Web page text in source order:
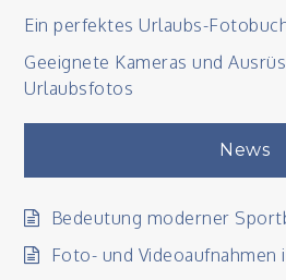
Ein perfektes Urlaubs-
Geeignete Kameras und
Urlaubsfotos
News
Bedeutung moderner
Foto- und